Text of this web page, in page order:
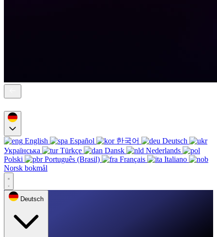
English Español 한국어
Deutsch
Українська
Türkçe Dansk
Nederlands
Polski
Português (Brasil) Français
Italiano
Norsk bokmål
Deutsch